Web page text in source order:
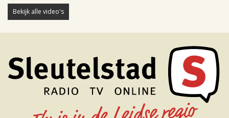
Bekijk alle video's